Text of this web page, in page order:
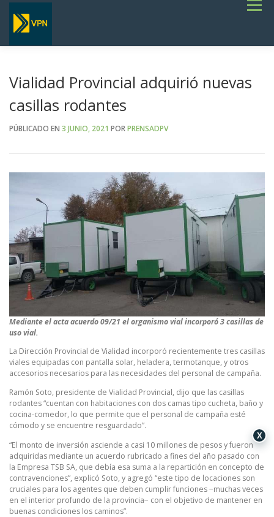
Saltar
contenido
Menú
SERVICIOS
GALERÍA
TERMINOS DE REFERENCIA GENERALES- OBRAS VIALES
Vialidad Provincial adquirió nuevas
casillas rodantes
PÚBLICADO EN 3 JUNIO, 2021 PORPRENSADPV
Mediante el acta acuerdo 09/21 el organismo vial incorporó 3 casillas de
uso vial.
La Dirección Provincial de Vialidad incorporó recientemente tres casillas
viales equipadas con pantalla solar, heladera, termotanque, y otros
accesorios necesarios para las necesidades del personal de campaña.
Ramón Soto, presidente de Vialidad Provincial, dijo que las casillas
rodantes “cuentan con habitaciones con dos camas tipo cucheta, baño y
cocina-comedor, lo que permite que el personal de campaña esté
cómodo y se encuentre resguardado”.
“El monto de inversión asciende a casi 10 millones de pesos y fueron
adquiridas mediante un acuerdo rubricado a fines del año pasado con
la Empresa TSB SA, que debía esa suma a la repartición en concepto de
contravenciones”, explicó Soto, y agregó “este tipo de locaciones son
cruciales para los agentes que deben cumplir funciones −muchas veces
en el interior profundo de la provincia− con el objetivo de mantener en
buenas condiciones los caminos”.
X